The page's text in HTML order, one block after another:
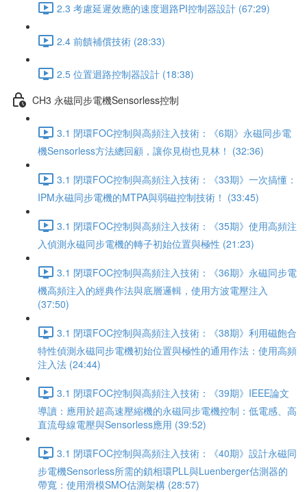
2.3 考慮延遲效應的速度迴路PI控制器設計 (67:29)
2.4 前饋補償技術 (28:33)
2.5 位置迴路控制器設計 (18:38)
CH3 永磁同步電機Sensorless控制
3.1 閉環FOC控制與高頻注入技術：《6期》永磁同步電
機Sensorless方法總回顧，讓你見樹也見林！ (32:36)
3.1 閉環FOC控制與高頻注入技術：《33期》一次搞懂：
IPM永磁同步電機的MTPA與弱磁控制技術！ (33:45)
3.1 閉環FOC控制與高頻注入技術：《35期》使用高頻注
入偵測永磁同步電機的轉子初始位置與極性 (21:23)
3.1 閉環FOC控制與高頻注入技術：《36期》永磁同步電
機高頻注入的經典作法與底層邏輯，使用方波電壓注入
(37:50)
3.1 閉環FOC控制與高頻注入技術：《38期》利用磁飽合
特性偵測永磁同步電機初始位置與極性的通用作法：使用高頻
注入法 (24:44)
3.1 閉環FOC控制與高頻注入技術：《39期》IEEE論文
導讀：應用於超高速壓縮機的永磁同步電機控制：低電感、高
直流母線電壓與Sensorless應用 (39:52)
3.1 閉環FOC控制與高頻注入技術：《40期》設計永磁同
步電機Sensorless所需的鎖相環PLL與Luenberger估測器的
帶寬：使用滑模SMO估測架構 (28:57)